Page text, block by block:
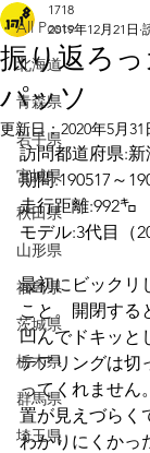
All Posts
北海道
青森県
岩手県
宮城県
秋田県
山形県
福島県
茨城県
栃木県
群馬県
埼玉県
振り返ろ
パッソ
1718
2019年12月21日
更新日：2020年5月31
訪問都道府県:
期間:190517～
走行距離:992㌔
モデル:3代目（
最初にビックリ
こと。開閉する
凹んでドキッと
テアリングは切
ってくれません
置が見えづらく
わかりにくかっ